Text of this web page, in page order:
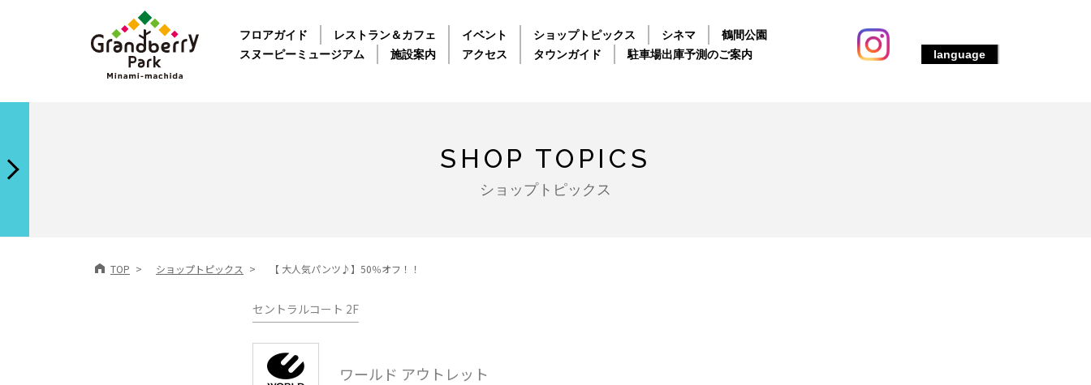
フロアガイド レストラン＆カフェ イベント ショップトピックス シネマ
鶴間公園
スヌーピーミュージアム
施設案内 アクセス タウンガイド 駐車場出庫予測のご案内 language
SHOP TOPICS
ショップトピックス
TOP ショップトピックス 【 大人気パンツ♪】50％オフ！！
セントラルコート 2F
ワールド アウトレット